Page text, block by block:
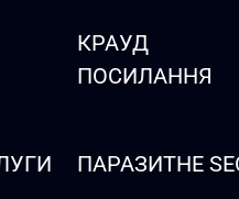
КРАУД
ПОСИЛАННЯ
ПАРАЗИТНЕ